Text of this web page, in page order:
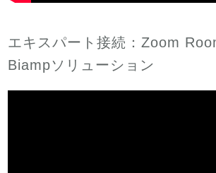
エキスパート接続：Zoom
Biampソリューション